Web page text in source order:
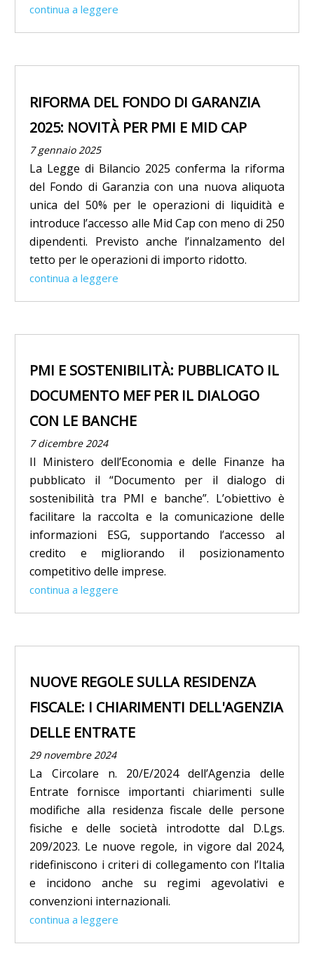
continua a leggere
RIFORMA DEL FONDO DI GARANZIA
2025: NOVITÀ PER PMI E MID CAP
7 gennaio 2025
La Legge di Bilancio 2025 conferma la riforma
del Fondo di Garanzia con una nuova aliquota
unica del 50% per le operazioni di liquidità e
introduce l’accesso alle Mid Cap con meno di 250
dipendenti. Previsto anche l’innalzamento del
tetto per le operazioni di importo ridotto.
continua a leggere
PMI E SOSTENIBILITÀ: PUBBLICATO IL
DOCUMENTO MEF PER IL DIALOGO
CON LE BANCHE
7 dicembre 2024
Il Ministero dell’Economia e delle Finanze ha
pubblicato il “Documento per il dialogo di
sostenibilità tra PMI e banche”. L’obiettivo è
facilitare la raccolta e la comunicazione delle
informazioni ESG, supportando l’accesso al
credito e migliorando il posizionamento
competitivo delle imprese.
continua a leggere
NUOVE REGOLE SULLA RESIDENZA
FISCALE: I CHIARIMENTI DELL'AGENZIA
DELLE ENTRATE
29 novembre 2024
La Circolare n. 20/E/2024 dell’Agenzia delle
Entrate fornisce importanti chiarimenti sulle
modifiche alla residenza fiscale delle persone
fisiche e delle società introdotte dal D.Lgs.
209/2023. Le nuove regole, in vigore dal 2024,
ridefiniscono i criteri di collegamento con l’Italia
e incidono anche su regimi agevolativi e
convenzioni internazionali.
continua a leggere